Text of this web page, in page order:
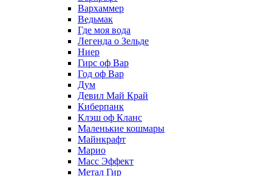
Вархаммер
Ведьмак
Где моя вода
Легенда о Зельде
Ниер
Гирс оф Вар
Год оф Вар
Дум
Девил Май Край
Киберпанк
Клэш оф Кланс
Маленькие кошмары
Майнкрафт
Марио
Масс Эффект
Метал Гир